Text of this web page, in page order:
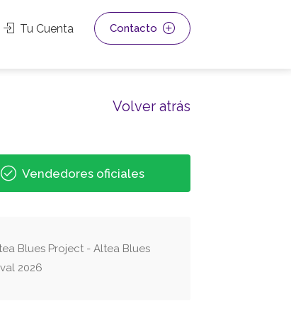
Tu Cuenta Contacto
Volver atrás
Vendedores oficiales